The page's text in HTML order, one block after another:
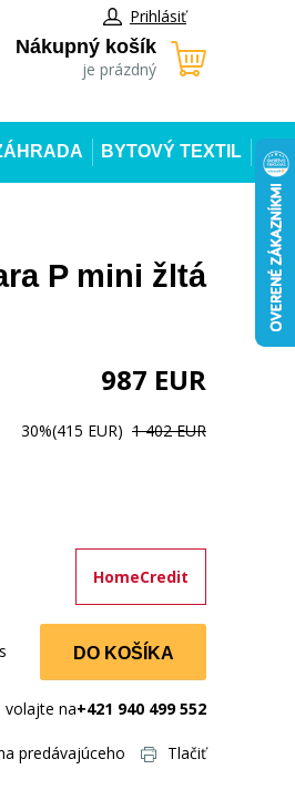
Prihlásiť
Nákupný košík
je prázdný
BYTOVÝ TEXTIL
P mini žltá
987 EUR
30%(415 EUR) 1 402 EUR
HomeCredit
DO KOŠÍKA
volajte na+421 940 499 552
predávajúceho Tlačiť